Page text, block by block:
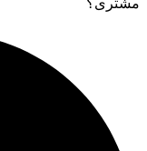
مشتری؟